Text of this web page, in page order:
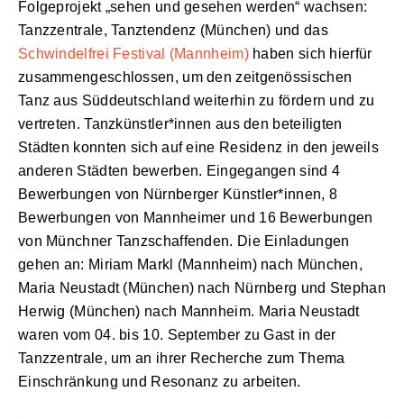
Folgeprojekt „sehen und gesehen werden“ wachsen:
Tanzzentrale, Tanztendenz (München) und das
Schwindelfrei Festival (Mannheim)haben sich hierfür
zusammengeschlossen, um den zeitgenössischen
Tanz aus Süddeutschland weiterhin zu fördern und zu
vertreten. Tanzkünstler*innen aus den beteiligten
Städten konnten sich auf eine Residenz in den jeweils
anderen Städten bewerben. Eingegangen sind 4
Bewerbungen von Nürnberger Künstler*innen, 8
Bewerbungen von Mannheimer und 16 Bewerbungen
von Münchner Tanzschaffenden. Die Einladungen
gehen an: Miriam Markl (Mannheim) nach München,
Maria Neustadt (München) nach Nürnberg und Stephan
Herwig (München) nach Mannheim. Maria Neustadt
waren vom 04. bis 10. September zu Gast in der
Tanzzentrale, um an ihrer Recherche zum Thema
Einschränkung und Resonanz zu arbeiten.